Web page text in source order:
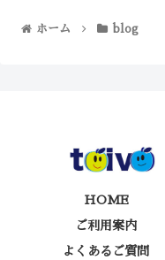
ホーム blog
HOME
ご利用案内
よくあるご質問